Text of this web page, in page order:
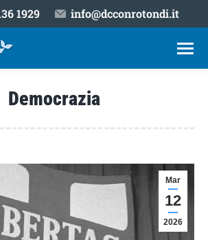
1929 info@dcconrotondi.it
Democrazia
Mar
12
2026